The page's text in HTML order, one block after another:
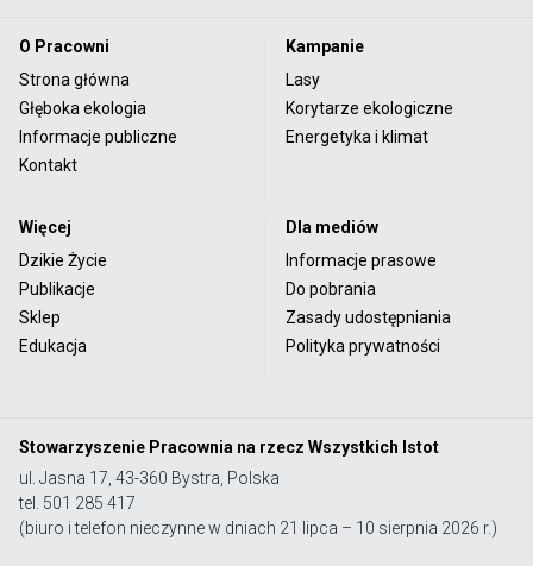
O Pracowni
Strona główna
Głęboka ekologia
Informacje publiczne
Kontakt
Kampanie
Lasy
Korytarze ekologiczne
Energetyka i klimat
Więcej
Dzikie Życie
Publikacje
Sklep
Edukacja
Dla mediów
Informacje prasowe
Do pobrania
Zasady udostępniania
Polityka prywatności
Stowarzyszenie Pracownia na rzecz Wszystkich Istot
ul. Jasna 17, 43-360 Bystra, Polska
tel. 501 285 417
(biuro i telefon nieczynne w dniach 21 lipca – 10 sierpnia 2026 r.)